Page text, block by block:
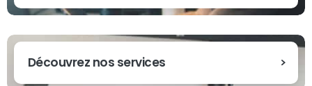
Découvrez nos services